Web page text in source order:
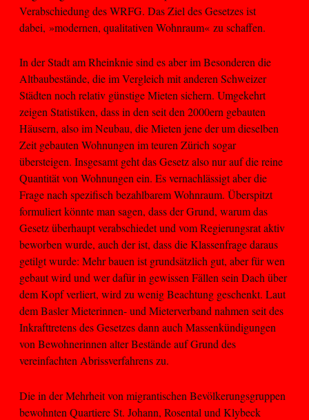
Verabschiedung des WRFG. Das Ziel des Gesetzes ist
dabei, »modernen, qualitativen Wohnraum« zu schaffen.
In der Stadt am Rheinknie sind es aber im Besonderen die
Altbaubestände, die im Vergleich mit anderen Schweizer
Städten noch relativ günstige Mieten sichern. Umgekehrt
zeigen Statistiken, dass in den seit den 2000ern gebauten
Häusern, also im Neubau, die Mieten jene der um dieselben
Zeit gebauten Wohnungen im teuren Zürich sogar
übersteigen. Insgesamt geht das Gesetz also nur auf die reine
Quantität von Wohnungen ein. Es vernachlässigt aber die
Frage nach spezifisch bezahlbarem Wohnraum. Überspitzt
formuliert könnte man sagen, dass der Grund, warum das
Gesetz überhaupt verabschiedet und vom Regierungsrat aktiv
beworben wurde, auch der ist, dass die Klassenfrage daraus
getilgt wurde: Mehr bauen ist grundsätzlich gut, aber für wen
gebaut wird und wer dafür in gewissen Fällen sein Dach über
dem Kopf verliert, wird zu wenig Beachtung geschenkt. Laut
dem Basler Mieterinnen- und Mieterverband nahmen seit des
Inkrafttretens des Gesetzes dann auch Massenkündigungen
von Bewohnerinnen alter Bestände auf Grund des
vereinfachten Abrissverfahrens zu.
Die in der Mehrheit von migrantischen Bevölkerungsgruppen
bewohnten Quartiere St. Johann, Rosental und Klybeck